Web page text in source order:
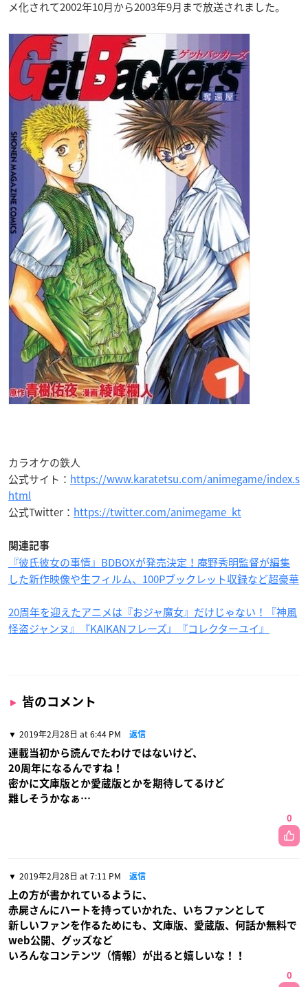
メ化されて2002年10月から2003年9月まで放送されました。
カラオケの鉄人
公式サイト： https://www.karatetsu.com/animegame/index.s
html
公式Twitter： https://twitter.com/animegame_kt
関連記事
『彼氏彼女の事情』BDBOXが発売決定！庵野秀明監督が編集
した新作映像や生フィルム、100Pブックレット収録など超豪華
20周年を迎えたアニメは『おジャ魔女』だけじゃない！『神風
怪盗ジャンヌ』『KAIKANフレーズ』『コレクターユイ』
皆のコメント
2019年2月28日 at 6:44 PM 返信
連載当初から読んでたわけではないけど、
20周年になるんですね！
密かに文庫版とか愛蔵版とかを期待してるけど
難しそうかなぁ…
0
2019年2月28日 at 7:11 PM 返信
上の方が書かれているように、
赤屍さんにハートを持っていかれた、いちファンとして
新しいファンを作るためにも、文庫版、愛蔵版、何話か無料で
web公開、グッズなど
いろんなコンテンツ（情報）が出ると嬉しいな！！
0